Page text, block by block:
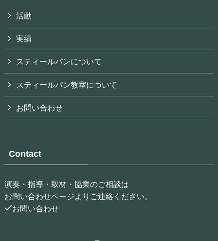
活動
実績
スティールパンについて
スティールパン教室について
お問い合わせ
Contact
演奏・指導・取材・協業のご相談は
お問い合わせページよりご連絡ください。
お問い合わせ